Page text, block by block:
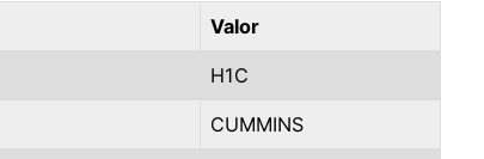
Valor
H1C
CUMMINS